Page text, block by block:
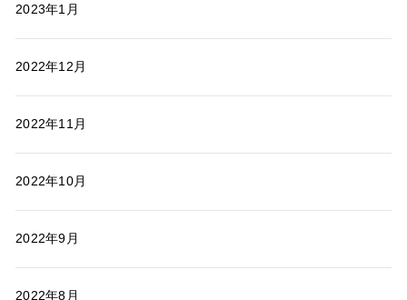
2023年1月
2022年12月
2022年11月
2022年10月
2022年9月
2022年8月